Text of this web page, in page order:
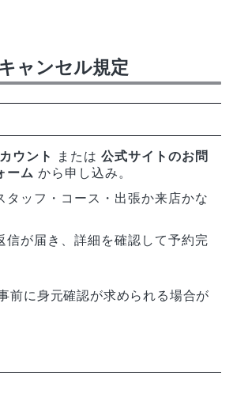
ャンセル規定
ウント または 公式サイトのお問
ーム から申し込み。
タッフ・コース・出張か来店かな
信が届き、詳細を確認して予約完
前に身元確認が求められる場合が